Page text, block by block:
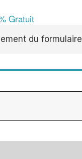
Gratuit
du formulaire